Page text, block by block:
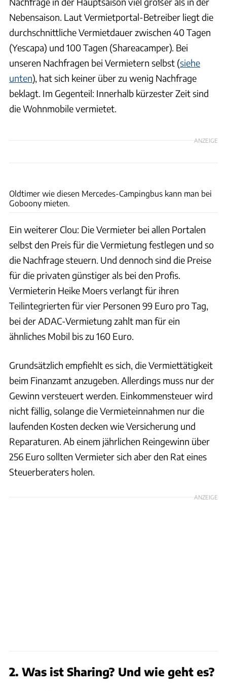
Nebensaison. Laut Vermietportal-Betreiber liegt die
durchschnittliche Vermietdauer zwischen 40 Tagen
(Yescapa) und 100 Tagen (Shareacamper). Bei
unseren Nachfragen bei Vermietern selbst (siehe
unten), hat sich keiner über zu wenig Nachfrage
beklagt. Im Gegenteil: Innerhalb kürzester Zeit sind
die Wohnmobile vermietet.
ANZEIGE
Oldtimer wie diesen Mercedes-Campingbus kann man bei
Goboony mieten.
Ein weiterer Clou: Die Vermieter bei allen Portalen
selbst den Preis für die Vermietung festlegen und so
die Nachfrage steuern. Und dennoch sind die Preise
für die privaten günstiger als bei den Profis.
Vermieterin Heike Moers verlangt für ihren
Teilintegrierten für vier Personen 99 Euro pro Tag,
bei der ADAC-Vermietung zahlt man für ein
ähnliches Mobil bis zu 160 Euro.
Grundsätzlich empfiehlt es sich, die Vermiettätigkeit
beim Finanzamt anzugeben. Allerdings muss nur der
Gewinn versteuert werden. Einkommensteuer wird
nicht fällig, solange die Vermieteinnahmen nur die
laufenden Kosten decken wie Versicherung und
Reparaturen. Ab einem jährlichen Reingewinn über
256 Euro sollten Vermieter sich aber den Rat eines
Steuerberaters holen.
ANZEIGE
2. Was ist Sharing? Und wie geht es?
Campanda, Goboony, Paul Camper, Shareacamper